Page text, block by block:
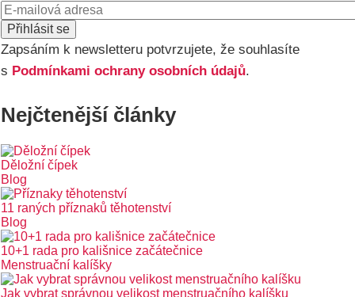
E-
mail
Zapsáním k newsletteru potvrzujete, že souhlasíte
s Podmínkami ochrany osobních údajů.
Nejčtenější články
Děložní čípek
Blog
11 raných příznaků těhotenství
Blog
10+1 rada pro kališnice začátečnice
Menstruační kalíšky
Jak vybrat správnou velikost menstruačního kalíšku